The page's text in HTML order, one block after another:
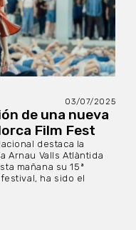
03/07/2025
de una nueva
Film Fest
destaca la
Arnau Valls Atlàntida
mañana su 15ª
ha sido el